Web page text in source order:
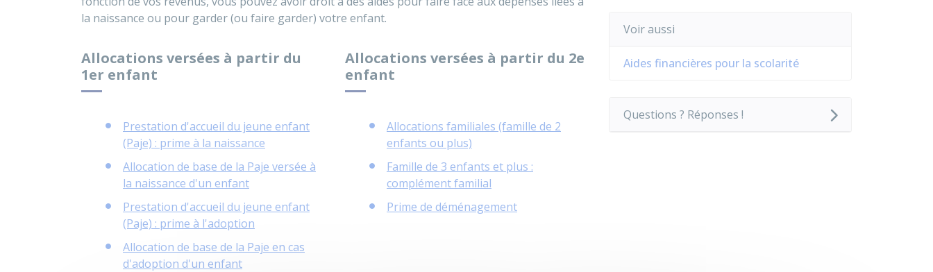
la naissance ou pour garder (ou faire garder) votre enfant.
Allocations versées à partir du
1er enfant
Prestation d'accueil du jeune enfant
(Paje) : prime à la naissance
Allocation de base de la Paje versée à
la naissance d'un enfant
Prestation d'accueil du jeune enfant
(Paje) : prime à l'adoption
Allocation de base de la Paje en cas
d'adoption d'un enfant
Allocations versées à partir du 2e
enfant
Allocations familiales (famille de 2
enfants ou plus)
Famille de 3 enfants et plus :
complément familial
Prime de déménagement
Voir aussi
Aides financières pour la scolarité
Questions ? Réponses !